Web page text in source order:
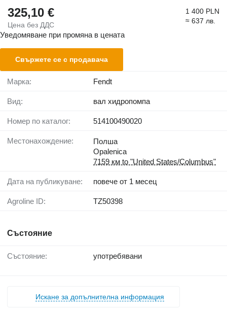
325,10 €
Цена без ДДС
1 400 PLN
≈ 637 лв.
Уведомяване при промяна в цената
Свържете се с продавача
Марка: Fendt
Вид: вал хидропомпа
Номер по каталог: 514100490020
Местонахождение:
Полша
Opalenica
7159 км to "United States/Columbus"
Дата на публикуване: повече от 1 месец
Agroline ID: TZ50398
Състояние
Състояние: употребявани
Искане за допълнителна информация